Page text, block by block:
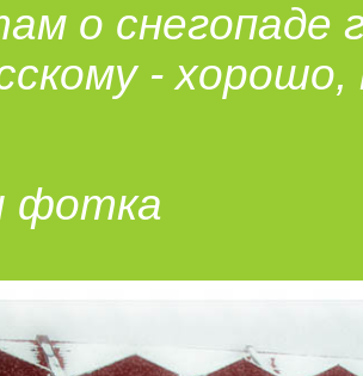
о снегопаде
-
фотка